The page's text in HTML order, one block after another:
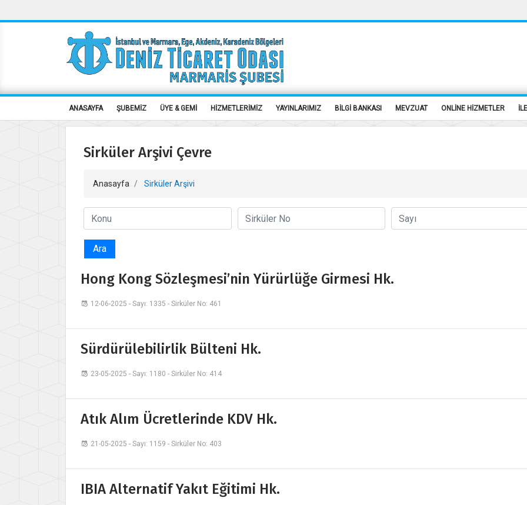
ANASAYFA ŞUBEMİZ ÜYE & GEMİ HİZMETLERİMİZ YAYINLARIMIZ BİLGİ BANKASI MEVZUAT ONLİNE HİZMETLER
Sirküler Arşivi Çevre
Anasayfa Sirküler Arşivi
Ara
Hong Kong Sözleşmesi’nin Yürürlüğe Girmesi Hk.
12-06-2025 - Sayı: 1335 - Sirküler No: 461
Sürdürülebilirlik Bülteni Hk.
23-05-2025 - Sayı: 1180 - Sirküler No: 414
Atık Alım Ücretlerinde KDV Hk.
21-05-2025 - Sayı: 1159 - Sirküler No: 403
IBIA Alternatif Yakıt Eğitimi Hk.